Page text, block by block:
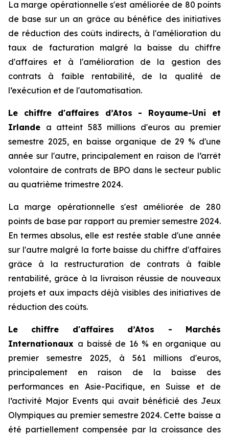
La marge opérationnelle s'est améliorée de 80 points
de base sur un an grâce au bénéfice des initiatives
de réduction des coûts indirects, à l'amélioration du
taux de facturation malgré la baisse du chiffre
d'affaires et à l'amélioration de la gestion des
contrats à faible rentabilité, de la qualité de
l’exécution et de l'automatisation.
Le chiffre d'affaires d’Atos - Royaume-Uni et
Irlande a atteint 583 millions d'euros au premier
semestre 2025, en baisse organique de 29 % d'une
année sur l'autre, principalement en raison de l’arrêt
volontaire de contrats de BPO dans le secteur public
au quatrième trimestre 2024.
La marge opérationnelle s'est améliorée de 280
points de base par rapport au premier semestre 2024.
En termes absolus, elle est restée stable d'une année
sur l'autre malgré la forte baisse du chiffre d'affaires
grâce à la restructuration de contrats à faible
rentabilité, grâce à la livraison réussie de nouveaux
projets et aux impacts déjà visibles des initiatives de
réduction des coûts.
Le chiffre d'affaires d’Atos - Marchés
Internationaux a baissé de 16 % en organique au
premier semestre 2025, à 561 millions d'euros,
principalement en raison de la baisse des
performances en Asie-Pacifique, en Suisse et de
l’activité Major Events qui avait bénéficié des Jeux
Olympiques au premier semestre 2024. Cette baisse a
été partiellement compensée par la croissance des